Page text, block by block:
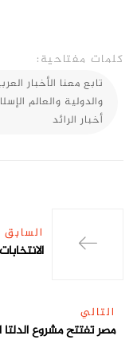
كلمات مفتاحية:
تابع معنا الأخبار
والدولية والعالم
أخبار الرائد
السابق
التالي
مصر تفتتح مشروع الدلتا